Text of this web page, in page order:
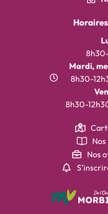
Mardi,
8h30-
8h30-
Nos